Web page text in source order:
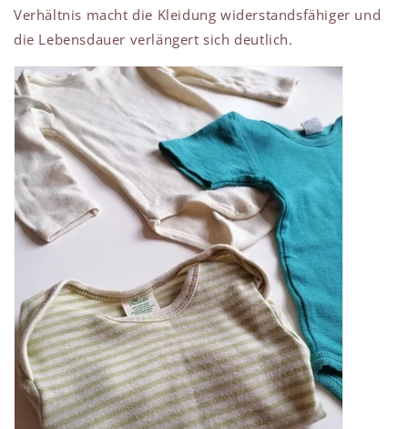
Verhältnis macht die Kleidung widerstandsfähiger und
die Lebensdauer verlängert sich deutlich.